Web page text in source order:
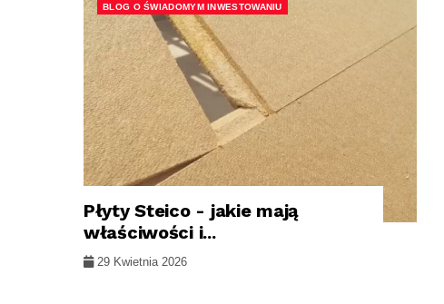
BLOG O ŚWIADOMYM INWESTOWANIU
Płyty Steico - jakie mają
właściwości i...
29 Kwietnia 2026